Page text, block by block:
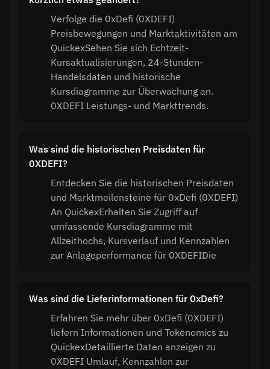
Verfolge die 0xDefi (0XDEFI)
Preisbewegungen und Marktaktivitäten am
QuickexSehen Sie sich Echtzeit-
Kursaktualisierungen, 24-Stunden-
Handelsdaten und historische
Kursdiagramme zur Überwachung an.
0XDEFI Leistungs- und Markttrends.
Was sind die historischen Preisdaten für
0XDEFI?
Entdecken Sie die historischen Preisdaten
und Marktmeilensteine für 0xDefi (0XDEFI)
An QuickexErhalten Sie Zugriff auf
umfassende Kursdiagramme mit
Allzeithochs, Kursverlauf und Kennzahlen
zur Anlageperformance für 0XDEFIDie
Was sind die Lieferinformationen für 0xDefi?
Erfahren Sie mehr über 0xDefi (0XDEFI)
liefern Informationen und Tokenomics zu
QuickexDetaillierte Daten anzeigen zu
0XDEFI Umlauf, Kennzahlen zur